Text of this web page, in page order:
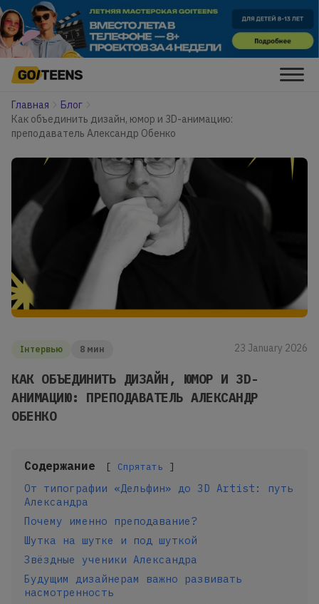
Главная
Блог
Как объединить дизайн, юмор и 3D-анимацию:
преподаватель Александр Обенко
Інтервью 8 мин 23 January 2026
КАК ОБЪЕДИНИТЬ ДИЗАЙН, ЮМОР И 3D-
АНИМАЦИЮ: ПРЕПОДАВАТЕЛЬ АЛЕКСАНДР
ОБЕНКО
Содержание Спрятать
От типографии «Дельфин» до 3D Artist: путь
Александра
Почему именно преподавание?
Шутка на шутке и под шуткой
Звёздные ученики Александра
Будущим дизайнерам важно развивать
насмотренность